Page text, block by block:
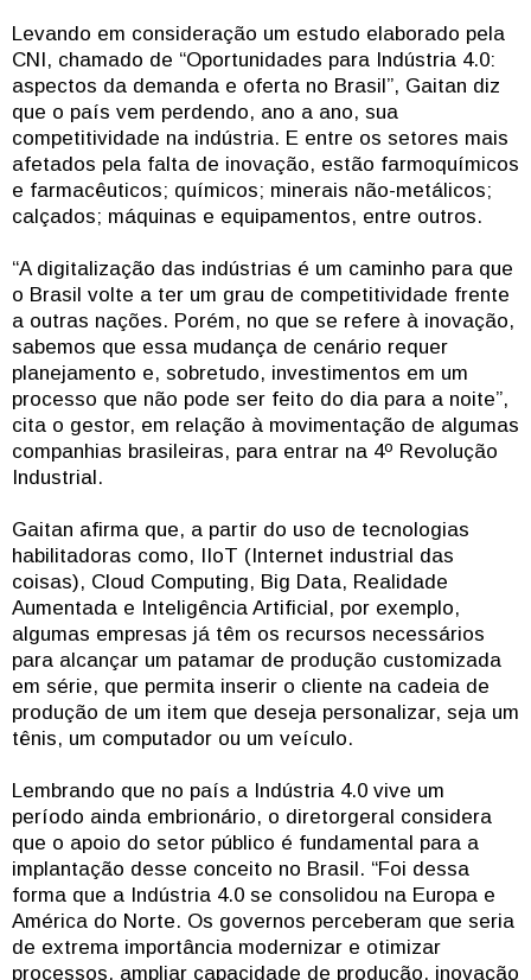
Levando em consideração um estudo elaborado pela
CNI, chamado de “Oportunidades para Indústria 4.0:
aspectos da demanda e oferta no Brasil”, Gaitan diz
que o país vem perdendo, ano a ano, sua
competitividade na indústria. E entre os setores mais
afetados pela falta de inovação, estão farmoquímicos
e farmacêuticos; químicos; minerais não-metálicos;
calçados; máquinas e equipamentos, entre outros.
“A digitalização das indústrias é um caminho para que
o Brasil volte a ter um grau de competitividade frente
a outras nações. Porém, no que se refere à inovação,
sabemos que essa mudança de cenário requer
planejamento e, sobretudo, investimentos em um
processo que não pode ser feito do dia para a noite”,
cita o gestor, em relação à movimentação de algumas
companhias brasileiras, para entrar na 4º Revolução
Industrial.
Gaitan afirma que, a partir do uso de tecnologias
habilitadoras como, IIoT (Internet industrial das
coisas), Cloud Computing, Big Data, Realidade
Aumentada e Inteligência Artificial, por exemplo,
algumas empresas já têm os recursos necessários
para alcançar um patamar de produção customizada
em série, que permita inserir o cliente na cadeia de
produção de um item que deseja personalizar, seja um
tênis, um computador ou um veículo.
Lembrando que no país a Indústria 4.0 vive um
período ainda embrionário, o diretorgeral considera
que o apoio do setor público é fundamental para a
implantação desse conceito no Brasil. “Foi dessa
forma que a Indústria 4.0 se consolidou na Europa e
América do Norte. Os governos perceberam que seria
de extrema importância modernizar e otimizar
processos, ampliar capacidade de produção, inovação